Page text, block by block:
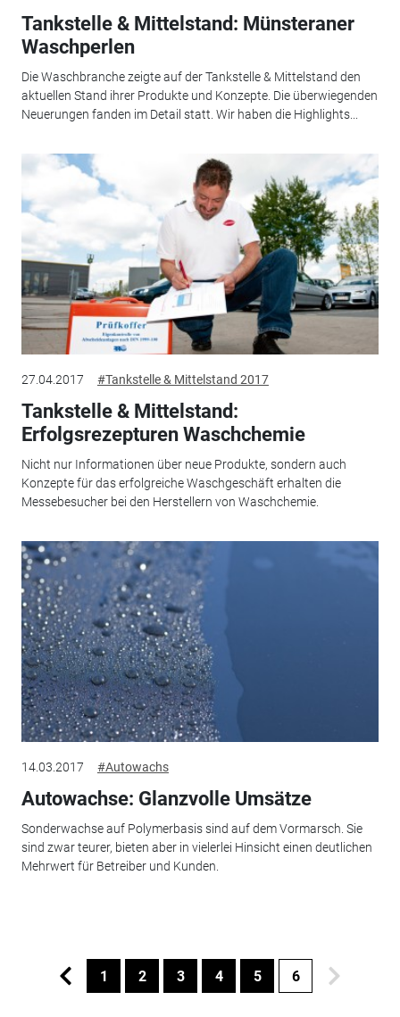
Tankstelle & Mittelstand: Münsteraner
Waschperlen
Die Waschbranche zeigte auf der Tankstelle & Mittelstand den
aktuellen Stand ihrer Produkte und Konzepte. Die überwiegenden
Neuerungen fanden im Detail statt. Wir haben die Highlights...
27.04.2017 #Tankstelle & Mittelstand 2017
Tankstelle & Mittelstand:
Erfolgsrezepturen Waschchemie
Nicht nur Informationen über neue Produkte, sondern auch
Konzepte für das erfolgreiche Waschgeschäft erhalten die
Messebesucher bei den Herstellern von Waschchemie.
14.03.2017 #Autowachs
Autowachse: Glanzvolle Umsätze
Sonderwachse auf Polymerbasis sind auf dem Vormarsch. Sie
sind zwar teurer, bieten aber in vielerlei Hinsicht einen deutlichen
Mehrwert für Betreiber und Kunden.
1 2 3 4 5 6